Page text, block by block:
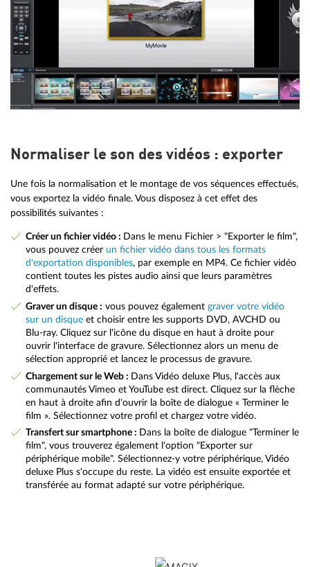
Normaliser le son des vidéos : exporter
Une fois la normalisation et le montage de vos séquences effectués,
vous exportez la vidéo finale. Vous disposez à cet effet des
possibilités suivantes :
Créer un fichier vidéo : Dans le menu Fichier > "Exporter le film",
vous pouvez créer un fichier vidéo dans tous les formats
d'exportation disponibles, par exemple en MP4. Ce fichier vidéo
contient toutes les pistes audio ainsi que leurs paramètres
d'effets.
Graver un disque : vous pouvez également graver votre vidéo
sur un disqueet choisir entre les supports DVD, AVCHD ou
Blu-ray. Cliquez sur l'icône du disque en haut à droite pour
ouvrir l'interface de gravure. Sélectionnez alors un menu de
sélection approprié et lancez le processus de gravure.
Chargement sur le Web : Dans Vidéo deluxe Plus, l'accès aux
communautés Vimeo et YouTube est direct. Cliquez sur la flèche
en haut à droite afin d'ouvrir la boîte de dialogue « Terminer le
film ». Sélectionnez votre profil et chargez votre vidéo.
Transfert sur smartphone : Dans la boîte de dialogue "Terminer le
film", vous trouverez également l'option "Exporter sur
périphérique mobile". Sélectionnez-y votre périphérique, Vidéo
deluxe Plus s'occupe du reste. La vidéo est ensuite exportée et
transférée au format adapté sur votre périphérique.